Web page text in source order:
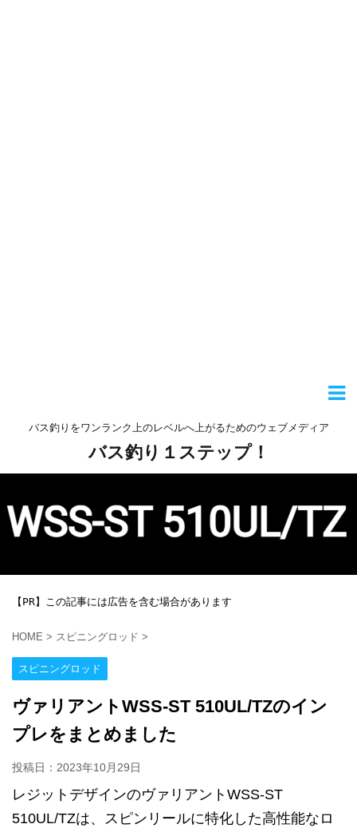
バス釣りをワンランク上のレベルへ上がるためのウェブメディア
バス釣り１ステップ！
【PR】この記事には広告を含む場合があります
HOME > スピニングロッド >
スピニングロッド
ヴァリアントWSS-ST 510UL/TZのイン
プレをまとめました
投稿日： 2023年10月29日
レジットデザインのヴァリアントWSS-ST
510UL/TZは、スピンリールに特化した高性能なロ